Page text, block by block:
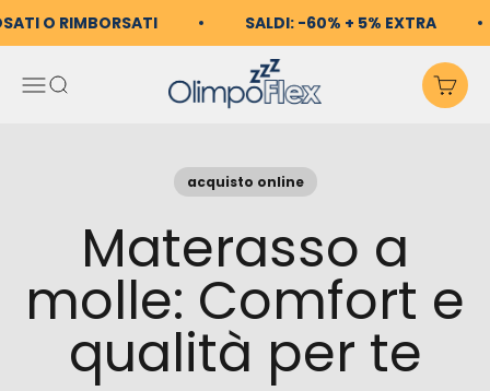
Vai al contenuto
O RIMBORSATI SALDI: -60% + 5% EXTRA
Apri il menu di
Mostra il menu di
OlimpoFlex
acquisto online
Materasso a
molle: Comfort e
qualità per te